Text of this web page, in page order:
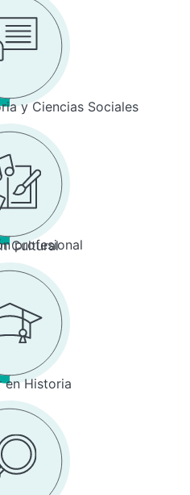
y Ciencias Sociales
profesional
Cultural
en Historia